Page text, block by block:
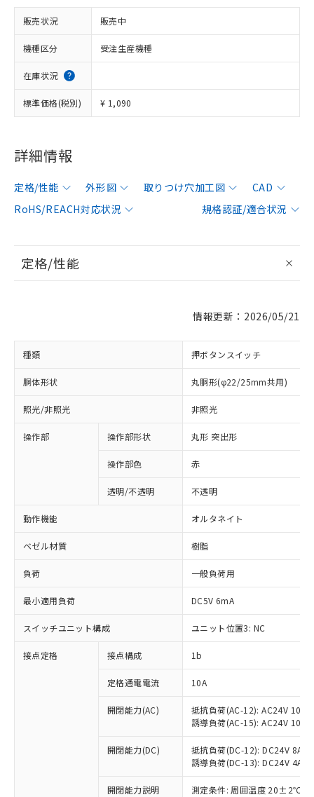
販売状況 販売中
機種区分 受注生産機種
在庫状況
標準価格(税別) ¥ 1,090
詳細情報
定格/性能 外形図 取りつけ穴加工図
CAD
RoHS/REACH対応状況
規格認証/適合状況
定格/性能
情報更新：2026/05/21
種類 押ボタンスイッチ
胴体形状 丸胴形(φ22/25mm共用)
照光/非照光 非照光
操作部 操作部形状 丸形 突出形
操作部色 赤
透明/不透明 不透明
動作機能 オルタネイト
ベゼル材質 樹脂
負荷 一般負荷用
最小適用負荷 DC5V 6mA
スイッチユニット構成 ユニット位置3: NC
接点定格 接点構成 1b
定格通電電流 10A
開閉能力(AC)
抵抗負荷(AC-12): AC24V 10A/
誘導負荷(AC-15): AC24V
開閉能力(DC)
抵抗負荷(DC-12): DC24V 8A/
誘導負荷(DC-13): DC24V 4A/
開閉能力説明 測定条件: 周囲温度 20±2℃、
※1 対応状況
対応済み：EU RoHS指令（10物質）の
非含有に対応した製品が提供可能な商品で
対応予定：EU RoHS指令（10物質）の非含
有に対応した製品に切り替える予定のある